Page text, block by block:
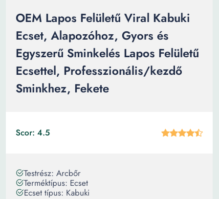
OEM Lapos Felületű Viral Kabuki
Ecset, Alapozóhoz, Gyors és
Egyszerű Sminkelés Lapos Felületű
Ecsettel, Professzionális/kezdő
Sminkhez, Fekete
Scor: 4.5
Testrész: Arcbőr
Terméktípus: Ecset
Ecset típus: Kabuki